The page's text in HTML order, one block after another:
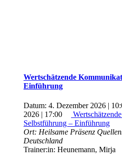
Wertschätzende
Einführung
Datum: 4. Dezember 2026 |
2026 | 17:00
Selbstführung – Einführung
Ort: Heilsame Präsenz
Deutschland
Trainer:in: Heunemann, Mirja